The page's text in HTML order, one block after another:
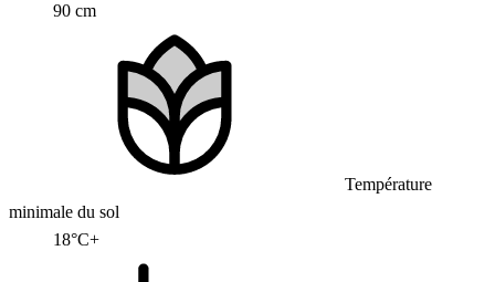
90 cm
Température
minimale du sol
18°C+